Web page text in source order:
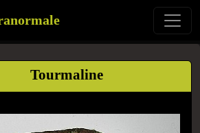
Tourmaline